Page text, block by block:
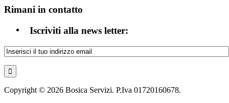
Rimani in contatto
Iscriviti alla news letter:
Copyright © 2026 Bosica Servizi. P.Iva 01720160678.